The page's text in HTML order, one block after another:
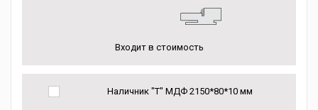
Входит в стоимость
Наличник "Т" МДФ 2150*80*10 мм